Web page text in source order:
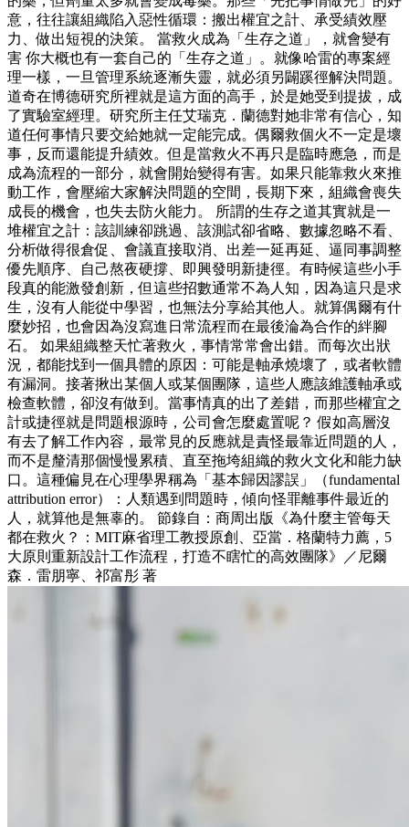
意，往往讓組織陷入惡性循環：搬出權宜之計、承受績效壓
力、做出短視的決策。 當救火成為「生存之道」，就會變有
害 你大概也有一套自己的「生存之道」。就像哈雷的專案經
理一樣，一旦管理系統逐漸失靈，就必須另闢蹊徑解決問題。
道奇在博德研究所裡就是這方面的高手，於是她受到提拔，成
了實驗室經理。研究所主任艾瑞克．蘭德對她非常有信心，知
道任何事情只要交給她就一定能完成。偶爾救個火不一定是壞
事，反而還能提升績效。但是當救火不再只是臨時應急，而是
成為流程的一部分，就會開始變得有害。如果只能靠救火來推
動工作，會壓縮大家解決問題的空間，長期下來，組織會喪失
成長的機會，也失去防火能力。 所謂的生存之道其實就是一
堆權宜之計：該訓練卻跳過、該測試卻省略、數據忽略不看、
分析做得很倉促、會議直接取消、出差一延再延、逼同事調整
優先順序、自己熬夜硬撐、即興發明新捷徑。有時候這些小手
段真的能激發創新，但這些招數通常不為人知，因為這只是求
生，沒有人能從中學習，也無法分享給其他人。就算偶爾有什
麼妙招，也會因為沒寫進日常流程而在最後淪為合作的絆腳
石。 如果組織整天忙著救火，事情常常會出錯。而每次出狀
況，都能找到一個具體的原因：可能是軸承燒壞了，或者軟體
有漏洞。接著揪出某個人或某個團隊，這些人應該維護軸承或
檢查軟體，卻沒有做到。當事情真的出了差錯，而那些權宜之
計或捷徑就是問題根源時，公司會怎麼處置呢？ 假如高層沒
有去了解工作內容，最常見的反應就是責怪最靠近問題的人，
而不是釐清那個慢慢累積、直至拖垮組織的救火文化和能力缺
口。這種偏見在心理學界稱為「基本歸因謬誤」（fundamental
attribution error）：人類遇到問題時，傾向怪罪離事件最近的
人，就算他是無辜的。 節錄自：商周出版《為什麼主管每天
都在救火？：MIT麻省理工教授原創、亞當．格蘭特力薦，5
大原則重新設計工作流程，打造不瞎忙的高效團隊》／尼爾
森．雷朋寧、祁富彤 著